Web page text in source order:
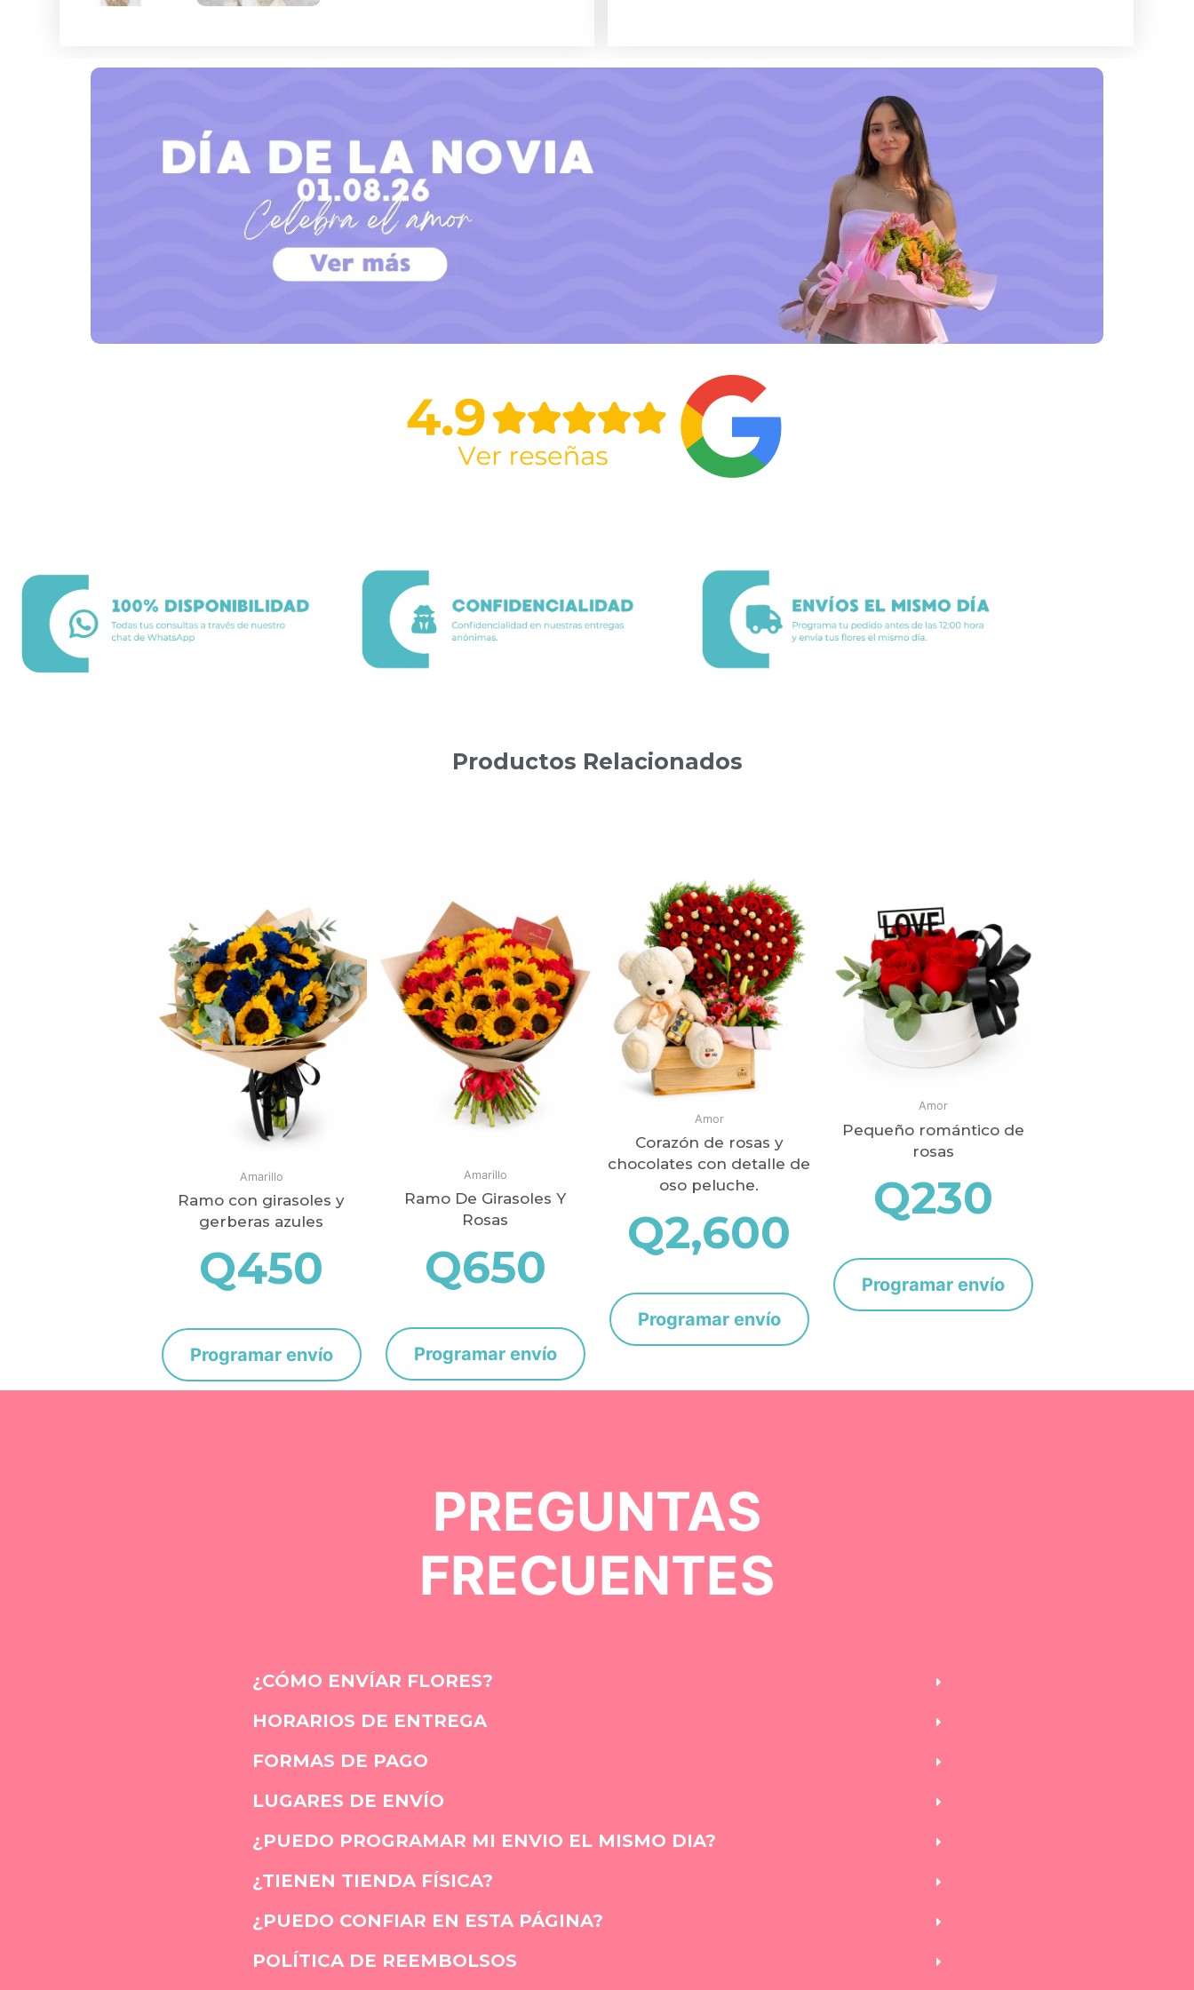
Productos Relacionados
Amarillo
Ramo con girasoles y
gerberas azules
Q450
Programar envío
Amarillo
Ramo De Girasoles Y
Rosas
Q650
Programar envío
Amor
Corazón de rosas y
chocolates con detalle de
oso peluche.
Q2,600
Programar envío
Amor
Pequeño romántico de
rosas
Q230
Programar envío
PREGUNTAS
FRECUENTES
¿CÓMO ENVÍAR FLORES?
HORARIOS DE ENTREGA
FORMAS DE PAGO
LUGARES DE ENVÍO
¿PUEDO PROGRAMAR MI ENVIO EL MISMO DIA?
¿TIENEN TIENDA FÍSICA?
¿PUEDO CONFIAR EN ESTA PÁGINA?
POLÍTICA DE REEMBOLSOS